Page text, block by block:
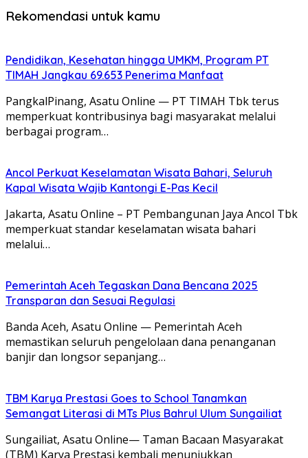
Rekomendasi untuk kamu
Pendidikan, Kesehatan hingga UMKM, Program PT
TIMAH Jangkau 69.653 Penerima Manfaat
PangkalPinang, Asatu Online — PT TIMAH Tbk terus
memperkuat kontribusinya bagi masyarakat melalui
berbagai program…
Ancol Perkuat Keselamatan Wisata Bahari, Seluruh
Kapal Wisata Wajib Kantongi E-Pas Kecil
Jakarta, Asatu Online – PT Pembangunan Jaya Ancol Tbk
memperkuat standar keselamatan wisata bahari
melalui…
Pemerintah Aceh Tegaskan Dana Bencana 2025
Transparan dan Sesuai Regulasi
Banda Aceh, Asatu Online — Pemerintah Aceh
memastikan seluruh pengelolaan dana penanganan
banjir dan longsor sepanjang…
TBM Karya Prestasi Goes to School Tanamkan
Semangat Literasi di MTs Plus Bahrul Ulum Sungailiat
Sungailiat, Asatu Online— Taman Bacaan Masyarakat
(TBM) Karya Prestasi kembali menunjukkan